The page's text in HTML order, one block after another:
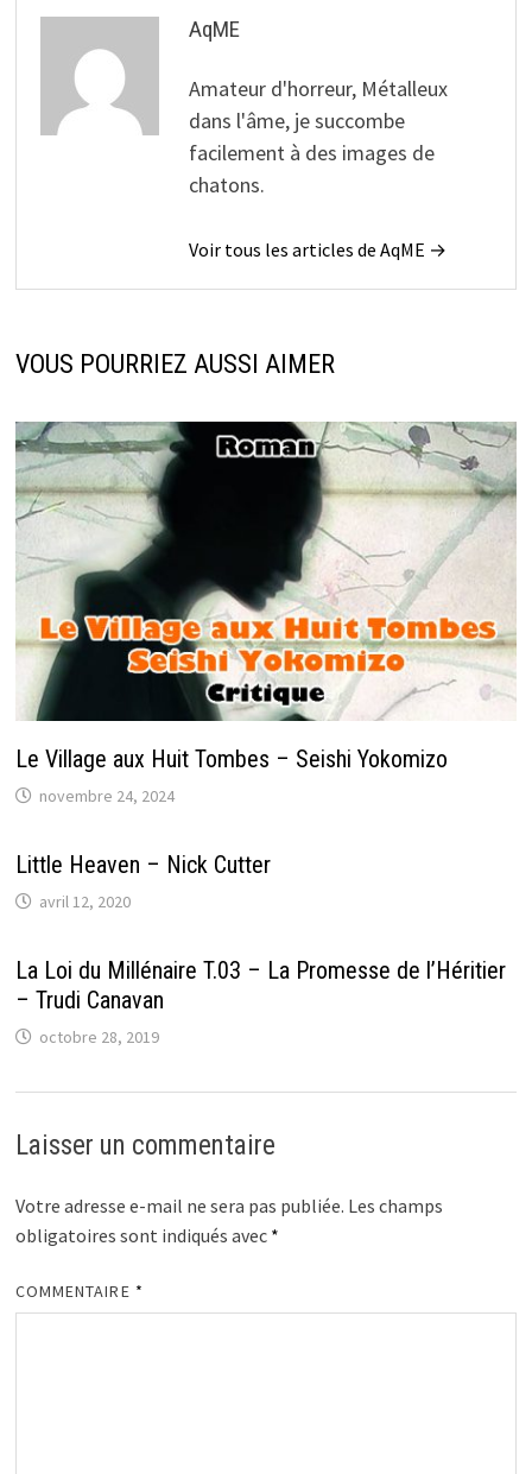
AqME
Amateur d'horreur, Métalleux
dans l'âme, je succombe
facilement à des images de
chatons.
Voir tous les articles de AqME →
VOUS POURRIEZ AUSSI AIMER
Le Village aux Huit Tombes – Seishi Yokomizo
novembre 24, 2024
Little Heaven – Nick Cutter
avril 12, 2020
La Loi du Millénaire T.03 – La Promesse de l’Héritier
– Trudi Canavan
octobre 28, 2019
Laisser un commentaire
Votre adresse e-mail ne sera pas publiée. Les champs
obligatoires sont indiqués avec *
COMMENTAIRE *